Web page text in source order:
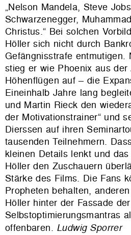
„Nelson Mandela, Steve
Schwarzenegger,
Christus.“ Bei solchen
Höller sich nicht durch
Gefängnisstrafe entmutigen.
stieg er wie Phoenix aus der
Höhenflügen auf – die
Eineinhalb Jahre lang
und Martin Rieck den
der Motivationstrainer“ und
Dierssen auf ihren
tausenden Teilnehmern.
kleinen Details lenkt und
Höller den Zuschauern
Stärke des Films. Die Fans
Propheten behalten,
Höller hinter der Fassade der
Selbstoptimierungsmantras
offenbaren. Ludwig Sporrer